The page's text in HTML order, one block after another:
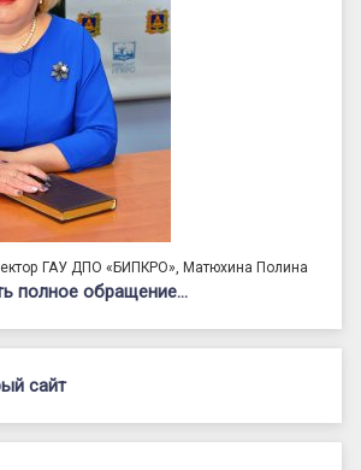
ГАУ ДПО «БИПКРО», Матюхина Полина
полное обращение…
сайт